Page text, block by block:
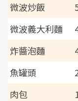
微波炒飯
微波義大利麵
炸醬泡麵
魚罐頭
肉包